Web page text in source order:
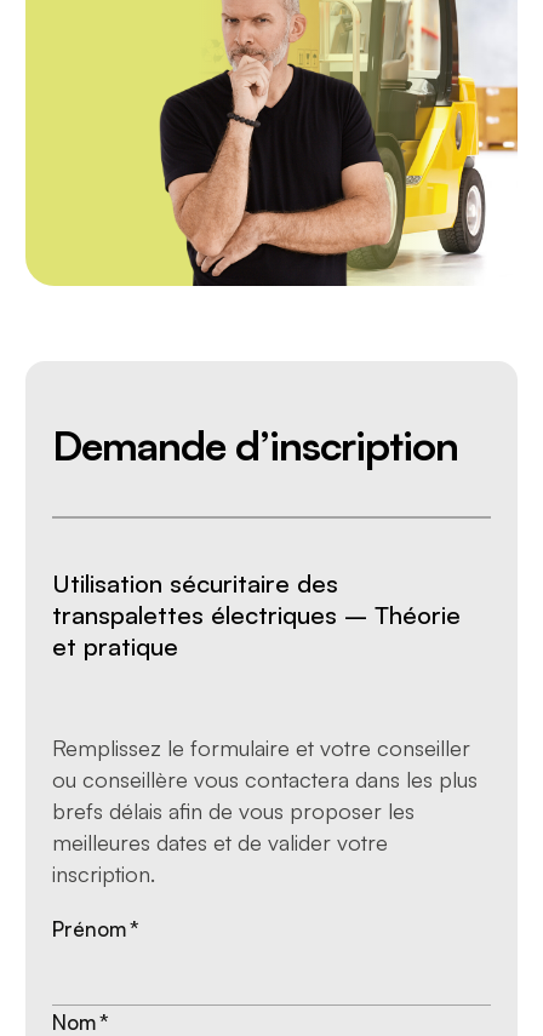
Voies d’accès, passages réservés aux
piétons, planchers et voies de circulation
Virages
Pentes
Camions et wagons
Rampes (ou ponts) de chargement
(ponts de liaison)
Monte-charge
Piétons
Demande d’inscription
Utilisation sécuritaire des
transpalettes électriques – Théorie
et pratique
Remplissez le formulaire et votre conseiller
ou conseillère vous contactera dans les plus
brefs délais afin de vous proposer les
meilleures dates et de valider votre
inscription.
Prénom*
Nom*